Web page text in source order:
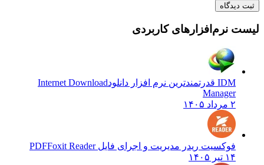
ثبت دیدگاه
لیست نرم‌افزارهای کاربردی
IDM قدرتمندترین نرم افزار دانلود
Internet Download
Manager
۲ مرداد ۱۴۰۵
فوکسیت ریدر مدیریت و اجرای فایل PDFFoxit Reader
۱۴ تیر ۱۴۰۵